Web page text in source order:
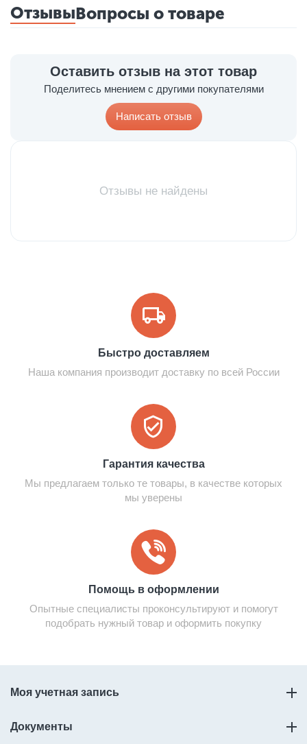
ОтзывыВопросы о товаре
Оставить отзыв на этот товар
Поделитесь мнением с другими покупателями
Написать отзыв
Отзывы не найдены
Быстро доставляем
Наша компания производит доставку по всей России
Гарантия качества
Мы предлагаем только те товары, в качестве которых
мы уверены
Помощь в оформлении
Опытные специалисты проконсультируют и помогут
подобрать нужный товар и оформить покупку
Моя учетная запись
Документы